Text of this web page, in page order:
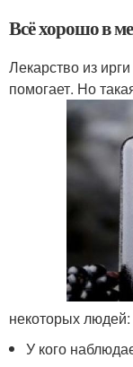
Всё хорошо в
Лекарство из
помогает. Но
некоторых людей:
У кого